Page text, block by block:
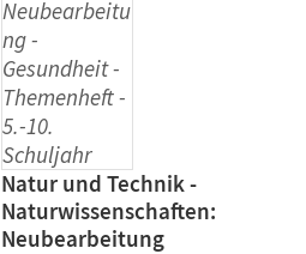
Natur und Technik -
Naturwissenschaften:
Neubearbeitung